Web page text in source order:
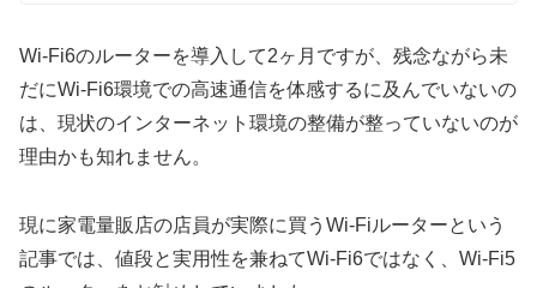
Wi-Fi6のルーターを導入して2ヶ月ですが、残念ながら未
だにWi-Fi6環境での高速通信を体感するに及んでいないの
は、現状のインターネット環境の整備が整っていないのが
理由かも知れません。
現に家電量販店の店員が実際に買うWi-Fiルーターという
記事では、値段と実用性を兼ねてWi-Fi6ではなく、Wi-Fi5